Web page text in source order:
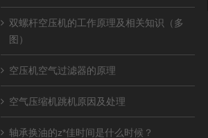
双螺杆空压机的工作原理及相关知识（多
图）
空压机空气过滤器的原理
空气压缩机跳机原因及处理
轴承换油的z*佳时间是什么时候？